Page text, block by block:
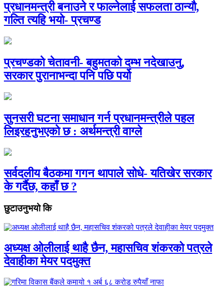
प्रधानमन्त्री बनाउने र फाल्नेलाई सफलता ठान्यौ,
गल्ति त्यहि भयो- प्रचण्ड
प्रचण्डको चेतावनी- बहुमतको दम्भ नदेखाउनु,
सरकार पुरानाभन्दा पनि पछि पर्यो
सुनसरी घटना समाधान गर्न प्रधानमन्त्रीले पहल
लिइरहनुभएको छ : अर्थमन्त्री वाग्ले
सर्वदलीय बैठकमा गगन थापाले सोधे- यतिखेर सरकार
के गर्दैछ, कहाँ छ ?
छुटाउनुभयो कि
अध्यक्ष ओलीलाई थाहै छैन, महासचिव शंकरको पत्रले
देवाहीका मेयर पदमुक्त